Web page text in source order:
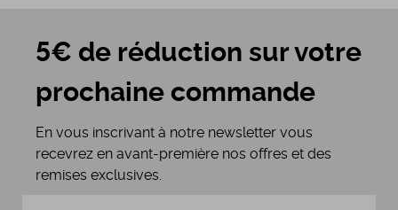
5€ de réduction sur votre
prochaine commande
En vous inscrivant à notre newsletter vous
recevrez en avant-première nos offres et des
remises exclusives.